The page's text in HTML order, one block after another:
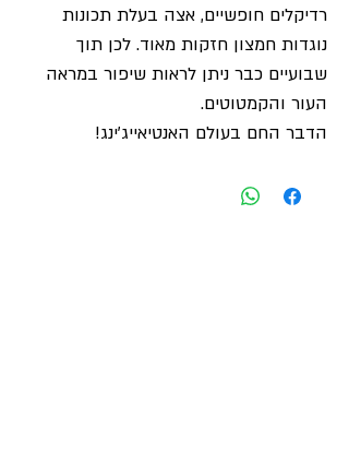
רדיקלים חופשיים, אצה בעלת תכונות
נוגדות חמצון חזקות מאוד. לכן תוך
שבועיים כבר ניתן לראות שיפור במראה
העור והקמטוטים.
הדבר החם בעולם האנטיאייג'ינג!